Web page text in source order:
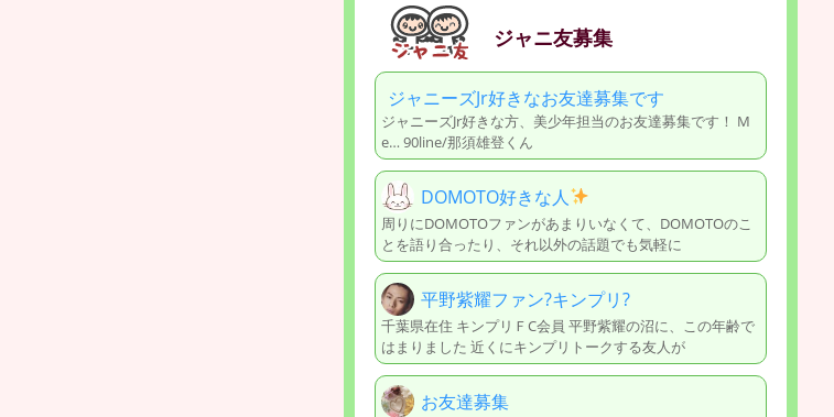
ジャニ友募集
ジャニーズJr好きなお友達募集です
ジャニーズJr好きな方、美少年担当のお友達募集です！ M
e… 90line/那須雄登くん
DOMOTO好きな人
周りにDOMOTOファンがあまりいなくて、DOMOTOのこ
とを語り合ったり、それ以外の話題でも気軽に
平野紫耀ファン?キンプリ?
千葉県在住 キンプリＦC会員 平野紫耀の沼に、この年齢で
はまりました 近くにキンプリトークする友人が
お友達募集